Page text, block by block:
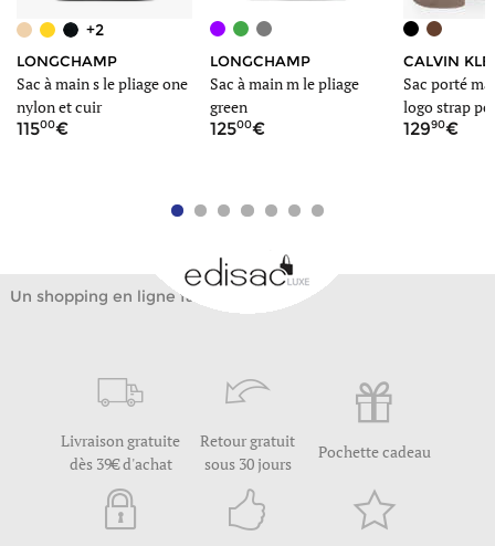
+2
LONGCHAMP
Sac à main s le pliage one
nylon et cuir
11500
LONGCHAMP
Sac à main m le pliage
green
12500
CALVIN
Sac porté
logo strap
12990
Un shopping en ligne facile
Livraison gratuite
dès 39€ d'achat
Retour gratuit
sous 30 jours
Pochette cadeau